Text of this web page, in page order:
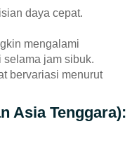
daya cepat.
mengalami
selama jam sibuk.
bervariasi menurut
Asia Tenggara):